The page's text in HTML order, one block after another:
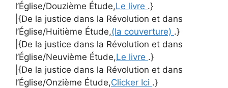
l’Église/Douzième Étude,Le livre .}
|{De la justice dans la Révolution et dans
l’Église/Huitième Étude,(la couverture) .}
|{De la justice dans la Révolution et dans
l’Église/Neuvième Étude,Le livre .}
|{De la justice dans la Révolution et dans
l’Église/Onzième Étude,Clicker Ici .}